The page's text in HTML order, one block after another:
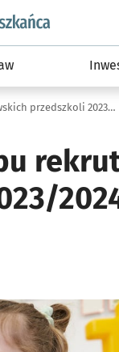
podserwis:
Dziś jest ostatni dzień I etapu rekrutacji do wrocławskich przedszkoli 2023/2024 [SZCZEGÓŁY]